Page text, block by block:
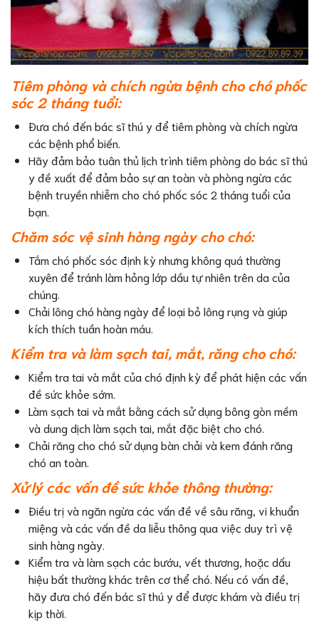
Tiêm phòng và chích ngừa bệnh cho chó phốc
sóc 2 tháng tuổi:
Đưa chó đến bác sĩ thú y để tiêm phòng và chích ngừa
các bệnh phổ biến.
Hãy đảm bảo tuân thủ lịch trình tiêm phòng do bác sĩ thú
y đề xuất để đảm bảo sự an toàn và phòng ngừa các
bệnh truyền nhiễm cho chó phốc sóc 2 tháng tuổi của
bạn.
Chăm sóc vệ sinh hàng ngày cho chó:
Tắm chó phốc sóc định kỳ nhưng không quá thường
xuyên để tránh làm hỏng lớp dầu tự nhiên trên da của
chúng.
Chải lông chó hàng ngày để loại bỏ lông rụng và giúp
kích thích tuần hoàn máu.
Kiểm tra và làm sạch tai, mắt, răng cho chó:
Kiểm tra tai và mắt của chó định kỳ để phát hiện các vấn
đề sức khỏe sớm.
Làm sạch tai và mắt bằng cách sử dụng bông gòn mềm
và dung dịch làm sạch tai, mắt đặc biệt cho chó.
Chải răng cho chó sử dụng bàn chải và kem đánh răng
chó an toàn.
Xử lý các vấn đề sức khỏe thông thường:
Điều trị và ngăn ngừa các vấn đề về sâu răng, vi khuẩn
miệng và các vấn đề da liễu thông qua việc duy trì vệ
sinh hàng ngày.
Kiểm tra và làm sạch các bướu, vết thương, hoặc dấu
hiệu bất thường khác trên cơ thể chó. Nếu có vấn đề,
hãy đưa chó đến bác sĩ thú y để được khám và điều trị
kịp thời.